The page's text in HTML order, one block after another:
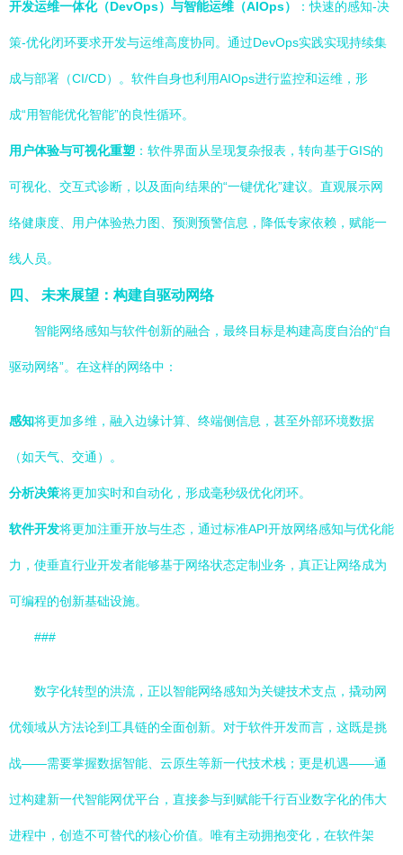
开发运维一体化（DevOps）与智能运维（AIOps） ：快速的感知-决
策-优化闭环要求开发与运维高度协同。通过DevOps实践实现持续集
成与部署（CI/CD）。软件自身也利用AIOps进行监控和运维，形
成“用智能优化智能”的良性循环。
用户体验与可视化重塑 ：软件界面从呈现复杂报表，转向基于GIS的
可视化、交互式诊断，以及面向结果的“一键优化”建议。直观展示网
络健康度、用户体验热力图、预测预警信息，降低专家依赖，赋能一
线人员。
四、 未来展望：构建自驱动网络
智能网络感知与软件创新的融合，最终目标是构建高度自治的“自
驱动网络”。在这样的网络中：
感知将更加多维，融入边缘计算、终端侧信息，甚至外部环境数据
（如天气、交通）。
分析决策将更加实时和自动化，形成毫秒级优化闭环。
软件开发将更加注重开放与生态，通过标准API开放网络感知与优化能
力，使垂直行业开发者能够基于网络状态定制业务，真正让网络成为
可编程的创新基础设施。
###
数字化转型的洪流，正以智能网络感知为关键技术支点，撬动网
优领域从方法论到工具链的全面创新。对于软件开发而言，这既是挑
战——需要掌握数据智能、云原生等新一代技术栈；更是机遇——通
过构建新一代智能网优平台，直接参与到赋能千行百业数字化的伟大
进程中，创造不可替代的核心价值。唯有主动拥抱变化，在软件架